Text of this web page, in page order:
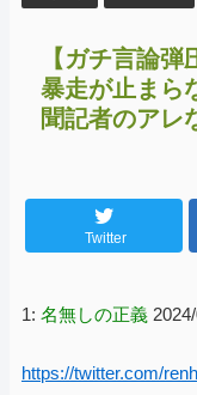
【ガチ言論
暴走が止まら
聞記者のアレ
Twitter
1: 名無しの正義
https://twitter.com/